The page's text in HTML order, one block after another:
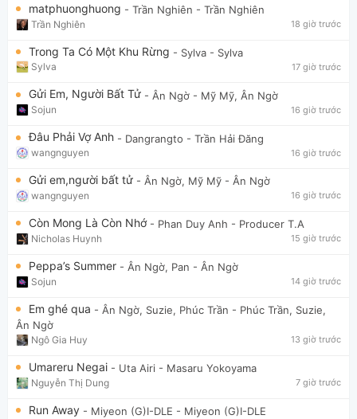
matphuonghuong - Trần Nghiên - Trần Nghiên
Trần Nghiên 18 giờ trước
Trong Ta Có Một Khu Rừng - Sylva - Sylva
Sylva 17 giờ trước
Gửi Em, Người Bất Tử - Ân Ngờ - Mỹ Mỹ, Ân Ngờ
Sojun 16 giờ trước
Đâu Phải Vợ Anh - Dangrangto - Trần Hải Đăng
wangnguyen 16 giờ trước
Gửi em,người bất tử - Ân Ngờ, Mỹ Mỹ - Ân Ngờ
wangnguyen 16 giờ trước
Còn Mong Là Còn Nhớ - Phan Duy Anh - Producer T.A
Nicholas Huynh 15 giờ trước
Peppa’s Summer - Ân Ngờ, Pan - Ân Ngờ
Sojun 14 giờ trước
Em ghé qua - Ân Ngờ, Suzie, Phúc Trần - Phúc Trần, Suzie,
Ân Ngờ
Ngô Gia Huy 13 giờ trước
Umareru Negai - Uta Airi - Masaru Yokoyama
Nguyễn Thị Dung 7 giờ trước
Run Away - Miyeon (G)I-DLE - Miyeon (G)I-DLE